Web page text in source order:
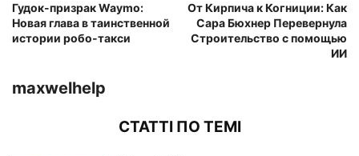
Гудок-призрак Waymo:
Новая глава в таинственной
истории робо-такси
От Кирпича к Когниции: Как
Сара Бюхнер Перевернула
Строительство с помощью
ИИ
maxwelhelp
СТАТТІ ПО ТЕМІ